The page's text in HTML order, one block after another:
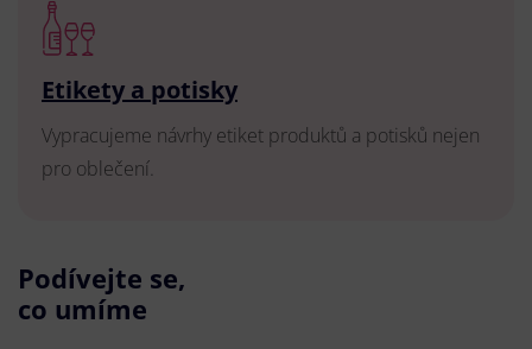
Etikety a potisky
Vypracujeme návrhy etiket produktů a potisků nejen
pro oblečení.
Podívejte se,
co umíme